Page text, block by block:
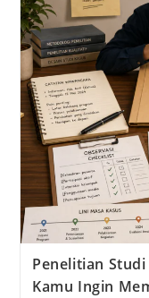
Penelitian Studi
Kamu Ingin